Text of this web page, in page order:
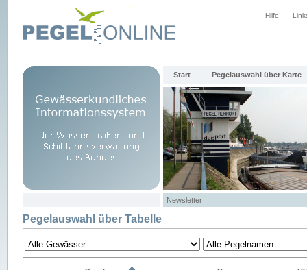
Hilfe
Start Pegelauswahl über Karte
Newsletter
Pegelauswahl über Tabelle